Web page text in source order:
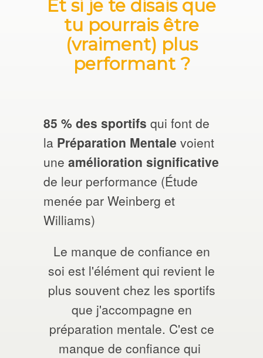
Et si je te disais que
tu pourrais être
(vraiment) plus
performant ?
85 % des sportifs qui font de
la Préparation Mentale voient
une amélioration significative
de leur performance (Étude
menée par Weinberg et
Williams)
Le manque de confiance en
soi est l'élément qui revient le
plus souvent chez les sportifs
que j'accompagne en
préparation mentale. C'est ce
manque de confiance qui